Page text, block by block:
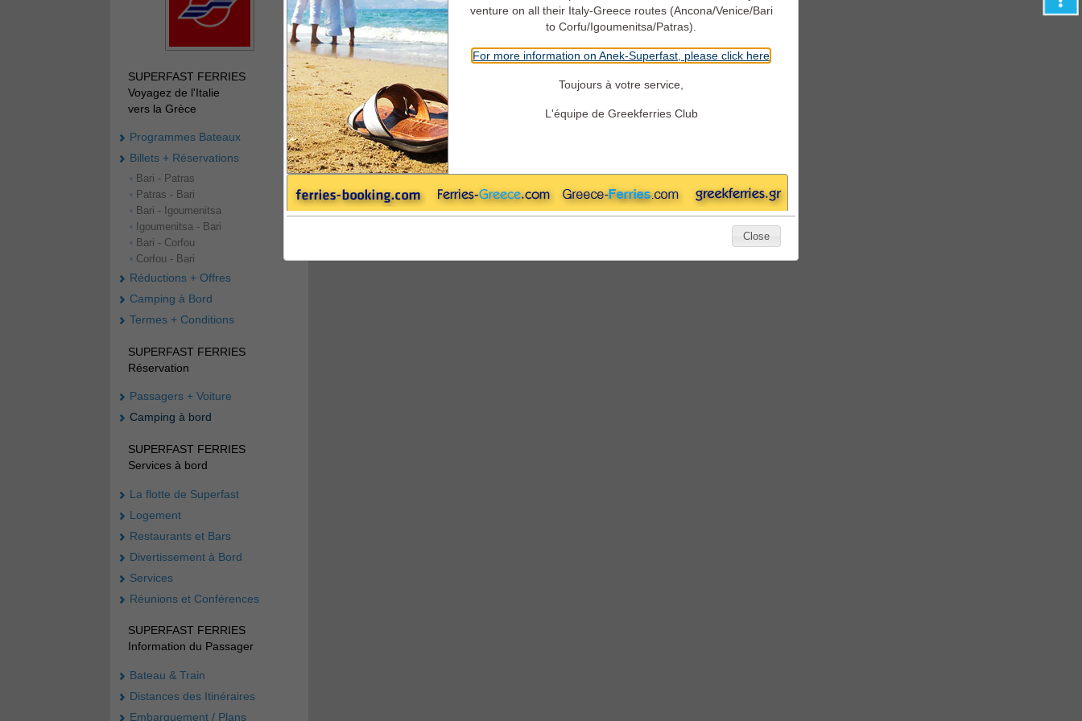
SUPERFAST FERRIES
Voyagez de l'Italie
vers la Grèce
Programmes Bateaux
Billets + Réservations
• Bari - Patras
• Patras - Bari
• Bari - Igoumenitsa
• Igoumenitsa - Bari
• Bari - Corfou
• Corfou - Bari
Réductions + Offres
Camping à Bord
Termes + Conditions
SUPERFAST FERRIES
Réservation
Passagers + Voiture
Camping à bord
SUPERFAST FERRIES
Services à bord
La flotte de Superfast
Logement
Restaurants et Bars
Divertissement à Bord
Services
Réunions et Conférences
SUPERFAST FERRIES
Information du Passager
Bateau & Train
Distances des Itinéraires
Embarquement / Plans
Aller
Camping à Bord
Retour
venture on all their Italy-Greece routes (Ancona/Venice/Bari
to Corfu/Igoumenitsa/Patras).
For more information on Anek-Superfast, please click here
Toujours à votre service,
L'équipe de Greekferries Club
Close